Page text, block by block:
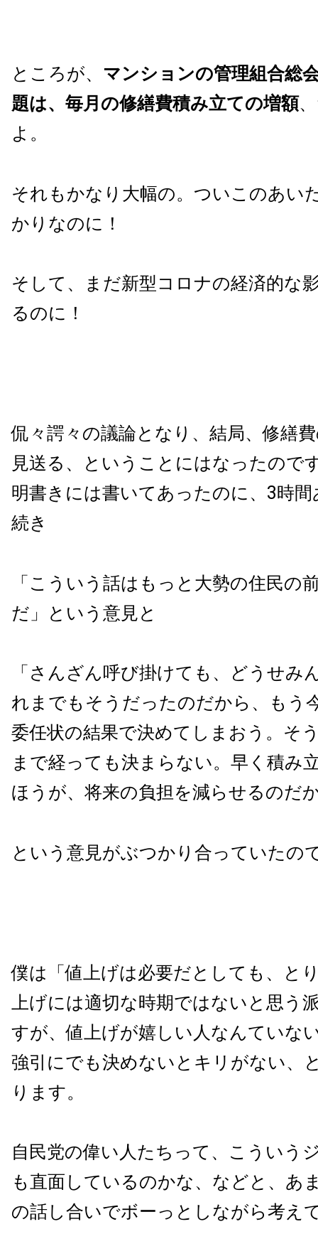
ところが、 マンションの管理組合総
題は、毎月の修繕費積み立ての増額
よ。
それもかなり大幅の。ついこのあい
かりなのに！
そして、まだ新型コロナの経済的な
るのに！
侃々諤々の議論となり、結局、修繕
見送る、ということにはなったので
明書きには書いてあったのに、3時
続き
「こういう話はもっと大勢の住民の
だ」という意見と
「さんざん呼び掛けても、どうせみ
れまでもそうだったのだから、もう
委任状の結果で決めてしまおう。そ
まで経っても決まらない。早く積み
ほうが、将来の負担を減らせるのだ
という意見がぶつかり合っていたの
僕は「値上げは必要だとしても、と
上げには適切な時期ではないと思う
すが、値上げが嬉しい人なんていな
強引にでも決めないとキリがない、
ります。
自民党の偉い人たちって、こういう
も直面しているのかな、などと、あ
の話し合いでボーっとしながら考え